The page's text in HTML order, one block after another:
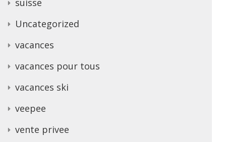
Uncategorized
vacances
vacances pour tous
vacances ski
veepee
vente privee